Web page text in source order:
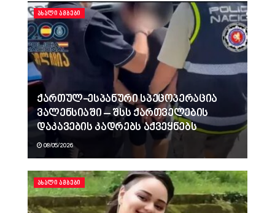
ᲐᲮᲐᲚᲘ ᲐᲛᲑᲔᲑᲘ
ქართულ-ესპანური სპეცოპერაცია
ვალენსიაში – შსს ქართველების
დაკავების კადრებს აქვეყნებს
08/05/2026
ᲐᲮᲐᲚᲘ ᲐᲛᲑᲔᲑᲘ